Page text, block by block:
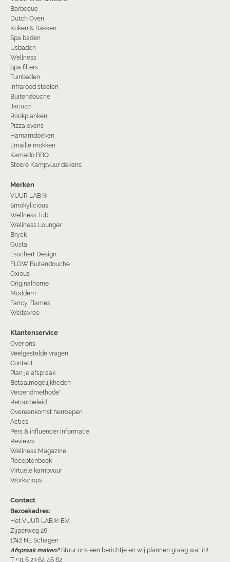
Barbecue
Dutch Oven
Koken & Bakken
Spa baden
IJsbaden
Wellness
Spa filters
Tuinbaden
Infrarood stoelen
Buitendouche
Jacuzzi
Rookplanken
Pizza ovens
Hamamdoeken
Emaille mokken
Kamado BBQ
Stoere Kampvuur dekens
Merken
VUUR LAB.®
Smokylicious
Wellness Tub
Wellness Lounger
Bryck
Gusta
Esschert Design
FLOW Buitendouche
Oxious
Originalhome
Moddern
Fancy Flames
Weltevree
Klantenservice
Over ons
Veelgestelde vragen
Contact
Plan je afspraak
Betaalmogelijkheden
Verzendmethode*
Retourbeleid
Overeenkomst herroepen
Acties
Pers & influencer informatie
Reviews
Wellness Magazine
Receptenboek
Virtuele kampvuur
Workshops
Contact
Bezoekadres:
Het VUUR LAB.® B.V.
Zijperweg 26
1742 NE Schagen
Afspraak maken? Stuur ons een berichtje en wij plannen graag wat in!
T +31 6 23 64 46 62